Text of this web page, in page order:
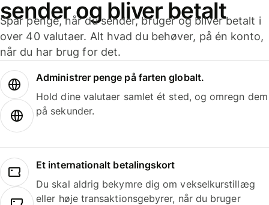
sender og bliver betalt
Spar penge, når du sender, bruger og bliver betalt i
over 40 valutaer. Alt hvad du behøver, på én konto,
når du har brug for det.
Administrer penge på farten globalt.
Hold dine valutaer samlet ét sted, og omregn dem
på sekunder.
Et internationalt betalingskort
Du skal aldrig bekymre dig om vekselkurstillæg
eller høje transaktionsgebyrer, når du bruger